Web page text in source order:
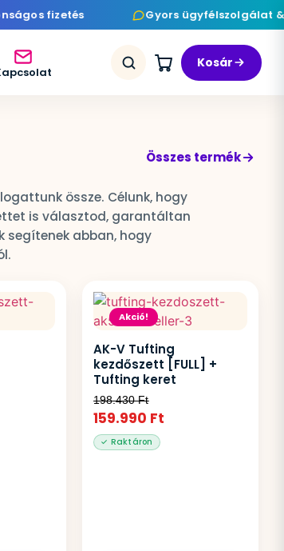
fizetés Gyors ügyfélszolgálat &
Kosár
Összes termék
össze. Célunk, hogy
is választod, garantáltan
segítenek abban, hogy
Akció!
AK-V Tufting
kezdőszett [FULL] +
Tufting keret
198.430Ft
159.990 Ft